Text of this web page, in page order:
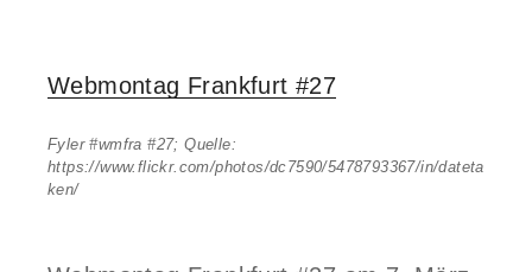
Webmontag Frankfurt #27
Fyler #wmfra #27; Quelle:
https://www.flickr.com/photos/dc7590/5478793367/in/dateta
ken/